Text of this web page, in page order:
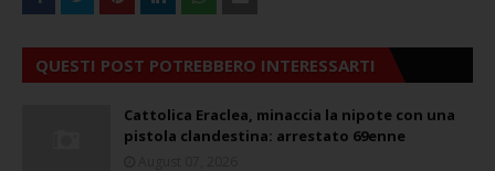
QUESTI POST POTREBBERO INTERESSARTI
Cattolica Eraclea, minaccia la nipote con una
pistola clandestina: arrestato 69enne